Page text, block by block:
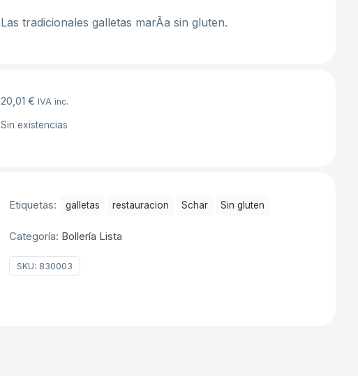
Las tradicionales galletas marÃ­a sin gluten.
20,01 € IVA inc.
Sin existencias
Etiquetas: galletas restauracion Schar Sin gluten
Categoría: Bollería Lista
SKU: 830003